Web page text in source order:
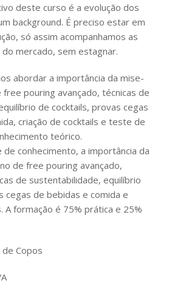
deste curso é a evolução dos
background. É preciso estar em
só assim acompanhamos as
mercado, sem estagnar.
abordar a importância da mise-
pouring avançado, técnicas de
de cocktails, provas cegas
criação de cocktails e teste de
teórico.
de conhecimento, a importância da
de free pouring avançado,
de sustentabilidade, equilíbrio
cegas de bebidas e comida e
A formação é 75% prática e 25%
de Copos